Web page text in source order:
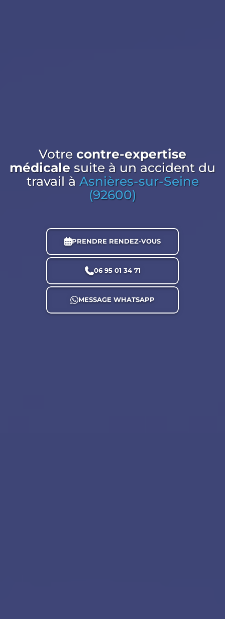
Votre contre-expertise
médicale suite à un accident du
travail à Asnières-sur-Seine
(92600)
PRENDRE RENDEZ-VOUS
06 95 01 34 71
MESSAGE WHATSAPP